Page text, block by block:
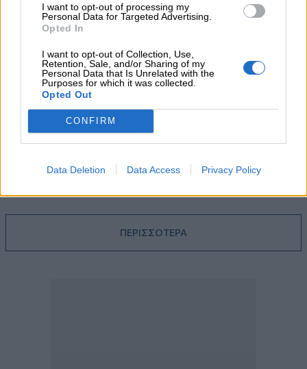
I want to opt-out of processing my
Personal Data for Targeted Advertising.
Opted In
I want to opt-out of Collection, Use,
Retention, Sale, and/or Sharing of my
Personal Data that Is Unrelated with the
Purposes for which it was collected.
Opted Out
CONFIRM
Data Deletion Data Access Privacy Policy
μπορεί να έχουμε θεραπεία που αναστέλλει την εξέλιξη του
Πάρκινσον»
05.08.2026 - 12:33
Ε.Ε και παράνομη μετανάστευση: προτάσεις και δράσεις με
παρονομαστή το κοινό συμφέρον
05.08.2026 - 12:11
Αντώνης Βουκλαρής - «ΕΡΡΙΚΟΣ ΝΤΥΝΑΝ»
Η νέα εποχή στην εκπαίδευση των ασφαλιστικών
ΠΕΡΙΣΣΟΤΕΡΑ